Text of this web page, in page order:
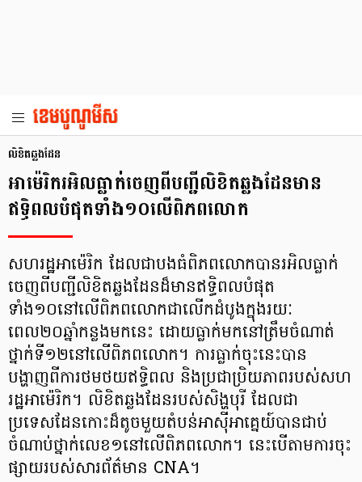
លិខិតឆ្លងដែន
អាម៉េរិករអិលធ្លាក់ចេញពីបញ្ជីលិខិតឆ្លងដែនមាន
ឥទ្ធិពលបំផុតទាំង១០លើពិភពលោក
សហរដ្ឋអាម៉េរិក ដែលជាបងធំពិភពលោកបានរអិលធ្លាក់
ចេញពីបញ្ជីលិខិតឆ្លងដែនដ៏មានឥទ្ធិពលបំផុត
ទាំង១០នៅលើពិភពលោកជាលើកដំបូងក្នុងរយៈ
ពេល២០ឆ្នាំកន្លងមកនេះ ដោយធ្លាក់មកនៅត្រឹមចំណាត់
ថ្នាក់ទី១២នៅលើពិភពលោក។ ការធ្លាក់ចុះនេះបាន
បង្ហាញពីការថមថយឥទ្ធិពល និងប្រជាប្រិយភាពរបស់សហ
រដ្ឋអាម៉េរិក។ លិខិតឆ្លងដែនរបស់សិង្ហបុរី ដែលជា
ប្រទេសដែនកោះដ៏តូចមួយតំបន់អាស៊ីអាគ្នេយ៍បានជាប់
ចំណាប់ថ្នាក់លេខ១នៅលើពិភពលោក។ នេះបើតាមការចុះ
ផ្សាយរបស់សារព័ត៌មាន CNA។